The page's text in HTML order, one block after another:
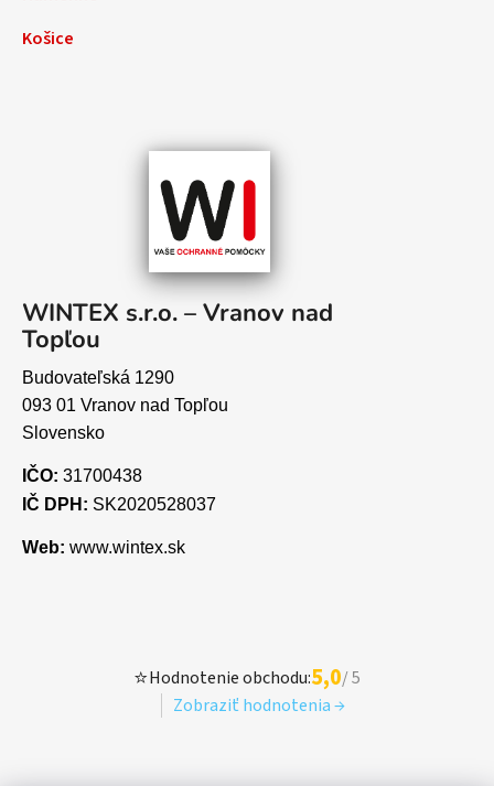
Košice
WINTEX s.r.o. – Vranov nad
Topľou
Budovateľská 1290
093 01 Vranov nad Topľou
Slovensko
IČO: 31700438
IČ DPH: SK2020528037
Web: www.wintex.sk
⭐Hodnotenie obchodu:5,0/ 5
Zobraziť hodnotenia →